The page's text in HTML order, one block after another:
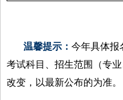
温馨提示： 今年具体报
考试科目、招生范围（专
改变，以最新公布的为准。